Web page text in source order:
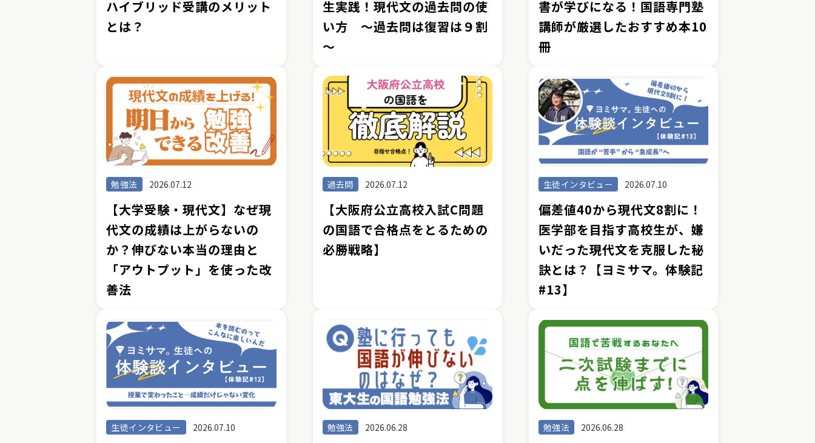
ハイブリッド受講のメリット
とは？
生実践！現代文の過去問の使
い方 ～過去問は復習は９割
～
書が学びになる！国語専門塾
講師が厳選したおすすめ本10
冊
勉強法 2026.07.12
【大学受験・現代文】なぜ現
代文の成績は上がらないの
か？伸びない本当の理由と
「アウトプット」を使った改
善法
過去問 2026.07.12
【大阪府公立高校入試C問題
の国語で合格点をとるための
必勝戦略】
生徒インタビュー 2026.07.10
偏差値40から現代文8割に！
医学部を目指す高校生が、嫌
いだった現代文を克服した秘
訣とは？【ヨミサマ。体験記
#13】
生徒インタビュー 2026.07.10 勉強法 2026.06.28 勉強法 2026.06.28